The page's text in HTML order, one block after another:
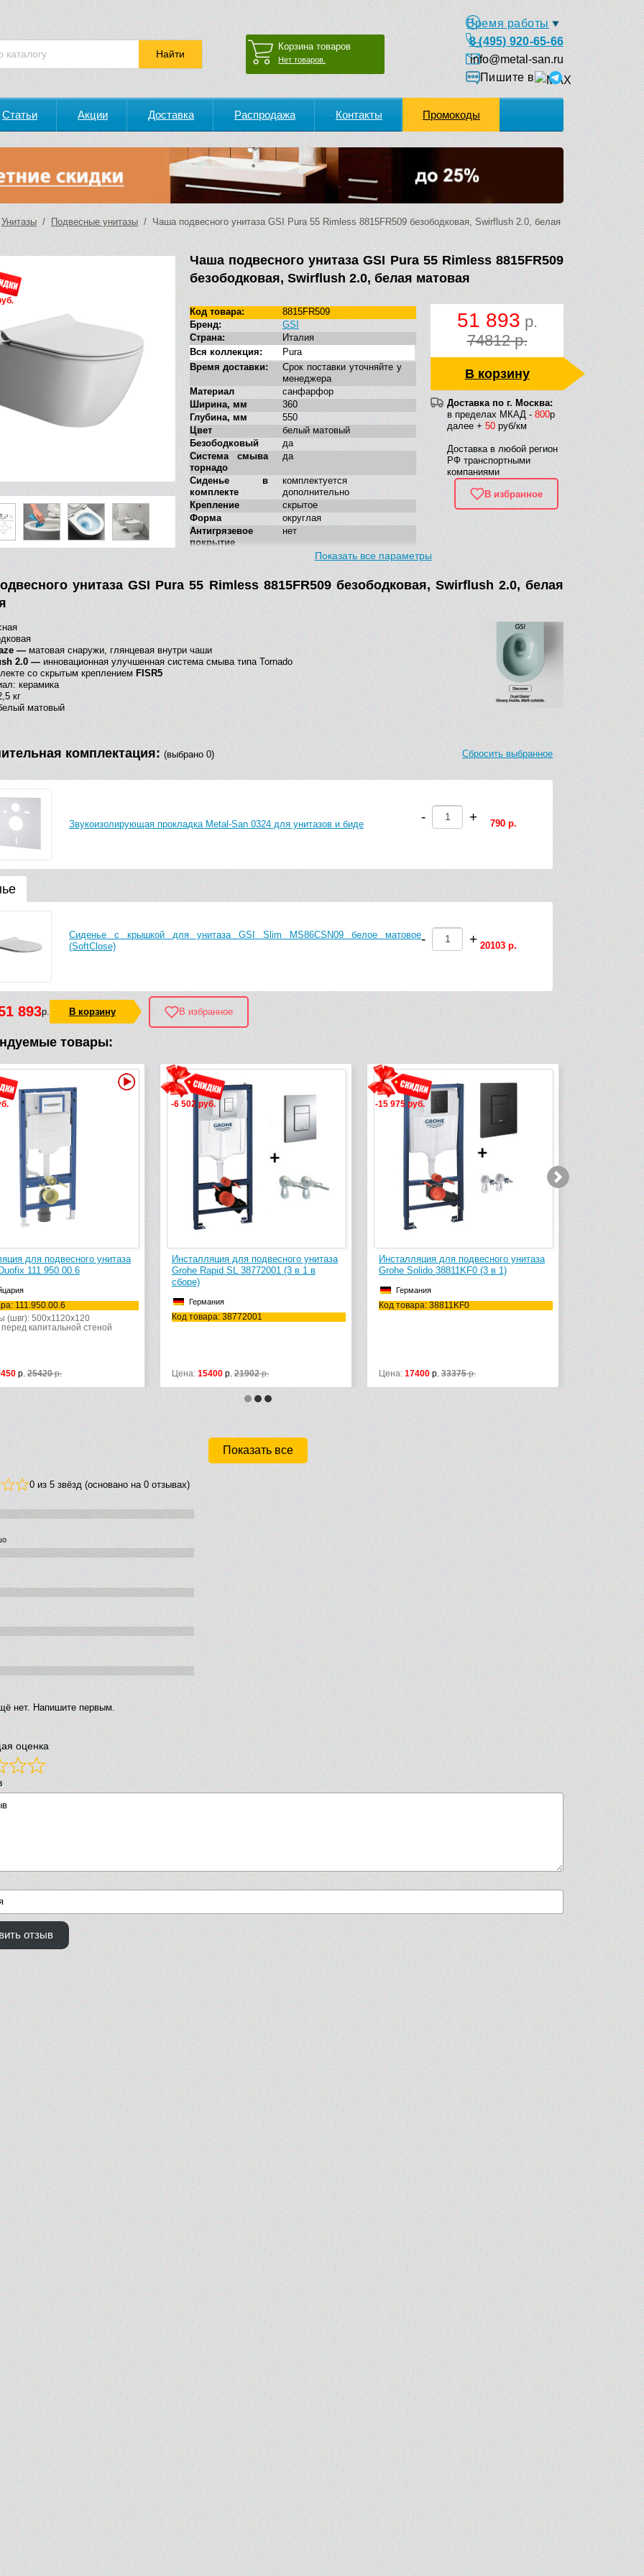
Корзина товаров
Нет товаров.
Время работы
8 (495) 920-65-66
info@metal-san.ru
Пишите в
Статьи Акции Доставка Распродажа Контакты Промокоды
Унитазы / Подвесные унитазы / Чаша подвесного унитаза GSI Pura 55 Rimless 8815FR509 безободковая, Swirflush 2.0, белая
Чаша подвесного унитаза GSI Pura 55 Rimless 8815FR509
безободковая, Swirflush 2.0, белая матовая
51 893 р.
74812 р.
В корзину
Доставка по г. Москва:
в пределах МКАД - 800р
далее + 50 руб/км
Доставка в любой регион
РФ транспортными
компаниями
В избранное
Код товара:
8815FR509
Бренд:
GSI
Страна:
Италия
Вся коллекция:
Pura
Время доставки:
Срок поставки уточняйте у
менеджера
Материал
санфарфор
Ширина, мм
360
Глубина, мм
550
Цвет
белый матовый
Безободковый
да
Система смыва
торнадо
да
Сиденье в
комплекте
комплектуется
дополнительно
Крепление
скрытое
Форма
округлая
Антигрязевое
покрытие
нет
Стилистика
дизайна
современная
Показать все параметры
унитаза GSI Pura 55 Rimless 8815FR509 безободковая, Swirflush 2.0, белая
— матовая снаружи, глянцевая внутри чаши
2.0 — инновационная улучшенная система смыва типа Tornado
со скрытым креплением FISR5
керамика
кг
матовый
комплектация: (выбрано 0) Сбросить выбранное
Звукоизолирующая прокладка Metal-San 0324 для унитазов и биде - + 790 р.
Сиденье с крышкой для унитаза GSI Slim MS86CSN09 белое матовое
(SoftClose)
- + 20103 р.
893р. В корзину В избранное
товары:
-6 502 руб.
Инсталляция для подвесного унитаза
Grohe Rapid SL 38772001 (3 в 1 в
Германия
Код товара: 38772001
-15 975 руб.
Инсталляция для подвесного унитаза
Grohe Solido 38811KF0 (3 в 1)
Инсталляция для подвесного
TECE TECEbase 9400412 с
Германия
Показать все
0 из 5 звёзд (основано на 0 отзывах)
нет. Напишите первым.
оценка
отзыв